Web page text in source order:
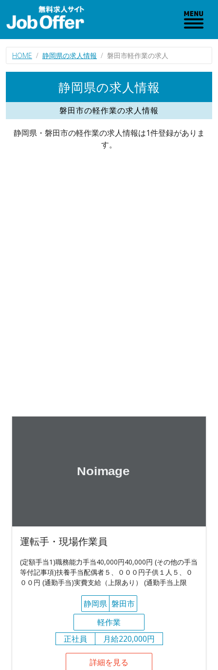
HOME 静岡県の求人情報 磐田市軽作業の求人
静岡県の求人情報
磐田市の軽作業の求人情報
静岡県・磐田市の軽作業の求人情報は1件登録がありま
す。
運転手・現場作業員
(定額手当1)職務能力手当40,000円40,000円 (その他の手当
等付記事項)扶養手当配偶者５、０００円子供１人５、０
００円 (通勤手当)実費支給（上限あり） (通勤手当上限
静岡県 磐田市
軽作業
正社員
月給220,000円
詳細を見る